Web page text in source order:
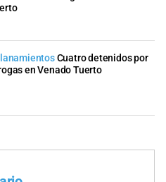
Cuatro detenidos por
en Venado Tuerto